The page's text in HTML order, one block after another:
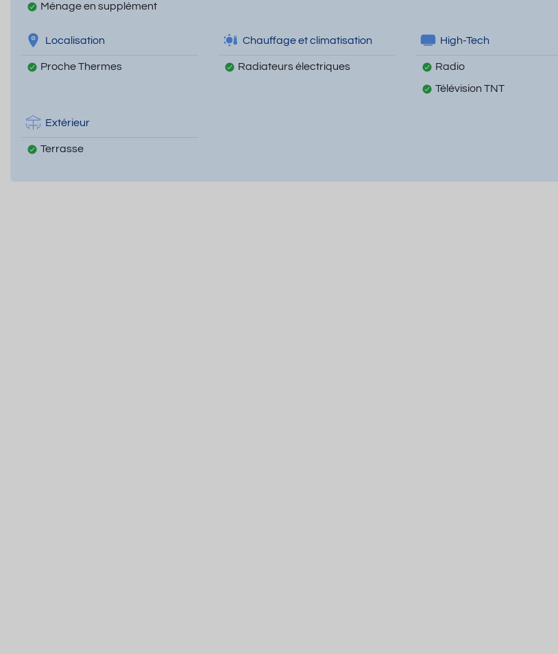
Ménage en supplément
Localisation
Proche Thermes
Chauffage et climatisation
Radiateurs électriques
High-Tech
Radio
Télévision TNT
Extérieur
Terrasse